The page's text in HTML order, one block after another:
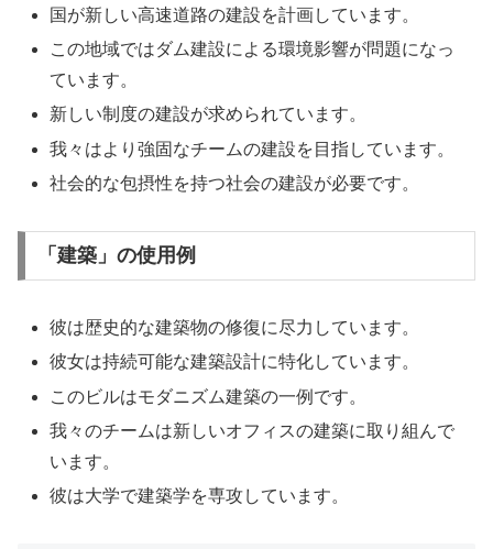
国が新しい高速道路の建設を計画しています。
この地域ではダム建設による環境影響が問題になっ
ています。
新しい制度の建設が求められています。
我々はより強固なチームの建設を目指しています。
社会的な包摂性を持つ社会の建設が必要です。
「建築」の使用例
彼は歴史的な建築物の修復に尽力しています。
彼女は持続可能な建築設計に特化しています。
このビルはモダニズム建築の一例です。
我々のチームは新しいオフィスの建築に取り組んで
います。
彼は大学で建築学を専攻しています。